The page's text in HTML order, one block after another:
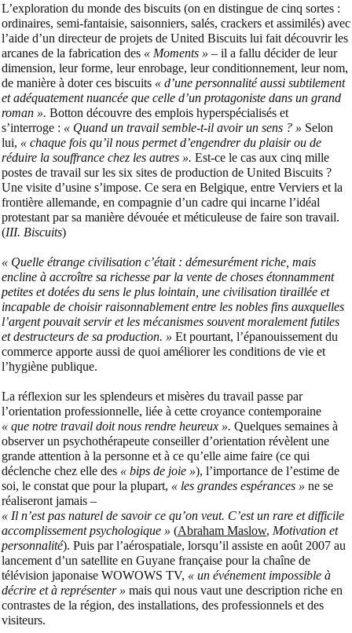
L’exploration du monde des biscuits (on en distingue de cinq sortes :
ordinaires, semi-fantaisie, saisonniers, salés, crackers et assimilés) avec
l’aide d’un directeur de projets de United Biscuits lui fait découvrir les
arcanes de la fabrication des « Moments » – il a fallu décider de leur
dimension, leur forme, leur enrobage, leur conditionnement, leur nom,
de manière à doter ces biscuits « d’une personnalité aussi subtilement
et adéquatement nuancée que celle d’un protagoniste dans un grand
roman ». Botton découvre des emplois hyperspécialisés et
s’interroge : « Quand un travail semble-t-il avoir un sens ? » Selon
lui, « chaque fois qu’il nous permet d’engendrer du plaisir ou de
réduire la souffrance chez les autres ». Est-ce le cas aux cinq mille
postes de travail sur les six sites de production de United Biscuits ?
Une visite d’usine s’impose. Ce sera en Belgique, entre Verviers et la
frontière allemande, en compagnie d’un cadre qui incarne l’idéal
protestant par sa manière dévouée et méticuleuse de faire son travail.
(III. Biscuits)
« Quelle étrange civilisation c’était : démesurément riche, mais
encline à accroître sa richesse par la vente de choses étonnamment
petites et dotées du sens le plus lointain, une civilisation tiraillée et
incapable de choisir raisonnablement entre les nobles fins auxquelles
l’argent pouvait servir et les mécanismes souvent moralement futiles
et destructeurs de sa production. » Et pourtant, l’épanouissement du
commerce apporte aussi de quoi améliorer les conditions de vie et
l’hygiène publique.
La réflexion sur les splendeurs et misères du travail passe par
l’orientation professionnelle, liée à cette croyance contemporaine
« que notre travail doit nous rendre heureux ». Quelques semaines à
observer un psychothérapeute conseiller d’orientation révèlent une
grande attention à la personne et à ce qu’elle aime faire (ce qui
déclenche chez elle des « bips de joie »), l’importance de l’estime de
soi, le constat que pour la plupart, « les grandes espérances » ne se
réaliseront jamais –
« Il n’est pas naturel de savoir ce qu’on veut. C’est un rare et difficile
accomplissement psychologique » (Abraham Maslow, Motivation et
personnalité). Puis par l’aérospatiale, lorsqu’il assiste en août 2007 au
lancement d’un satellite en Guyane française pour la chaîne de
télévision japonaise WOWOWS TV, « un événement impossible à
décrire et à représenter » mais qui nous vaut une description riche en
contrastes de la région, des installations, des professionnels et des
visiteurs.